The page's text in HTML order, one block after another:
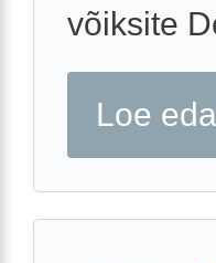
võiksite
Loe